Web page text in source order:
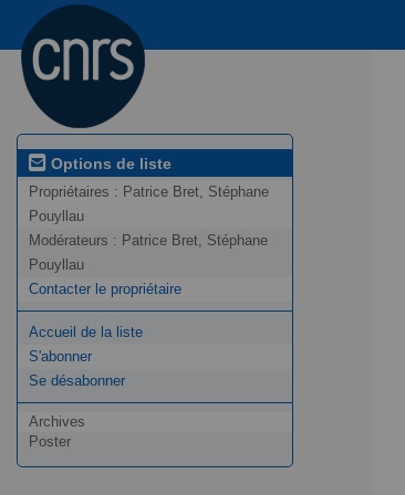
Options de liste
Propriétaires : Patrice Bret, Stéphane
Pouyllau
Modérateurs : Patrice Bret, Stéphane
Pouyllau
Contacter le propriétaire
Accueil de la liste
S'abonner
Se désabonner
Archives
Poster